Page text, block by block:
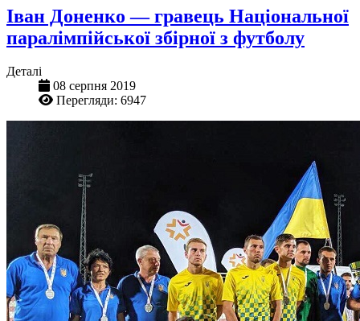
Іван Доненко — гравець Національної
паралімпійської збірної з футболу
Деталі
08 серпня 2019
Перегляди: 6947